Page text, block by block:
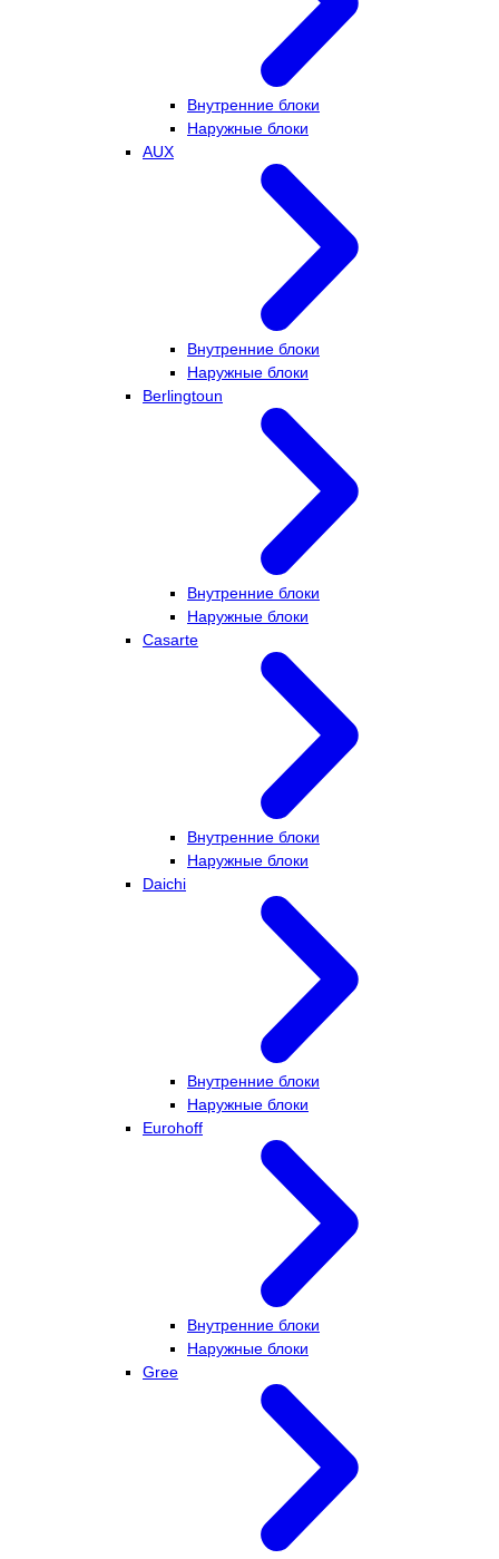
Внутренние блоки
Наружные блоки
AUX
Внутренние блоки
Наружные блоки
Berlingtoun
Внутренние блоки
Наружные блоки
Casarte
Внутренние блоки
Наружные блоки
Daichi
Внутренние блоки
Наружные блоки
Eurohoff
Внутренние блоки
Наружные блоки
Gree